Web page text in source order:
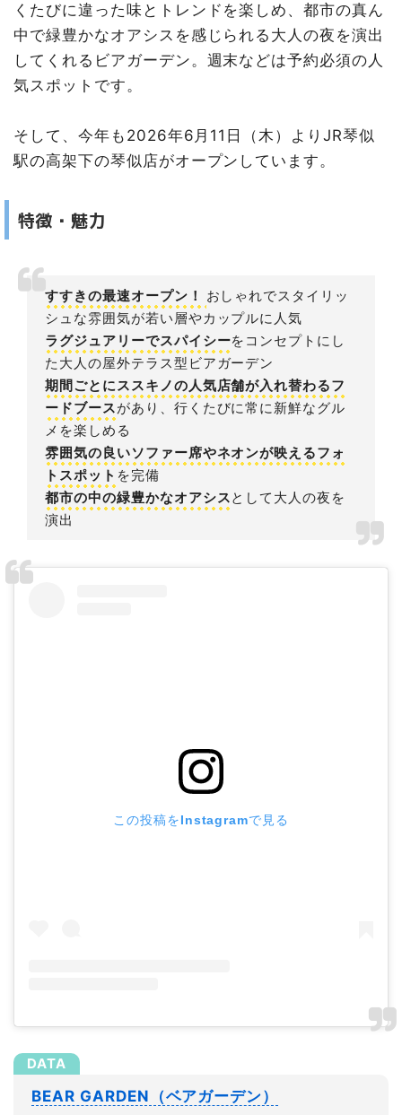
くたびに違った味とトレンドを楽しめ、都市の真ん
中で緑豊かなオアシスを感じられる大人の夜を演出
してくれるビアガーデン。週末などは予約必須の人
気スポットです。
そして、今年も2026年6月11日（木）よりJR琴似
駅の高架下の琴似店がオープンしています。
特徴・魅力
すすきの最速オープン！ おしゃれでスタイリッ
シュな雰囲気が若い層やカップルに人気
ラグジュアリーでスパイシーをコンセプトにし
た大人の屋外テラス型ビアガーデン
期間ごとにススキノの人気店舗が入れ替わるフ
ードブースがあり、行くたびに常に新鮮なグル
メを楽しめる
雰囲気の良いソファー席やネオンが映えるフォ
トスポット を完備
都市の中の緑豊かなオアシスとして大人の夜を
演出
この投稿をInstagramで見る
BEAR GARDEN（ベアガーデン）